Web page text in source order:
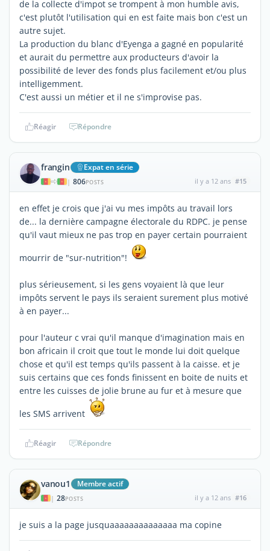
de la collecte d'impot se trompent à mon humble avis,
c'est plutôt l'utilisation qui en est faite mais bon c'est un
autre sujet.
La production du blanc d'Eyenga a gagné en popularité
et aurait du permettre aux producteurs d'avoir la
possibilité de lever des fonds plus facilement et/ou plus
intelligemment.
C'est aussi un métier et il ne s'improvise pas.
Réagir Répondre
frangin Expat en série
| 806POSTS il y a 12 ans #15
en effet je crois que j'ai vu mes impôts au travail lors
de... la dernière campagne électorale du RDPC. je pense
qu'il vaut mieux ne pas trop en payer certain pourraient
mourrir de "sur-nutrition"!
plus sérieusement, si les gens voyaient là que leur
impôts servent le pays ils seraient surement plus motivé
à en payer...
pour l'auteur c vrai qu'il manque d'imagination mais en
bon africain il croit que tout le monde lui doit quelque
chose et qu'il est temps qu'ils passent à la caisse. et je
suis certains que ces fonds finissent en boite de nuits et
entre les cuisses de jolie brune au fur et à mesure que
les SMS arrivent
Réagir Répondre
vanou1 Membre actif
| 28POSTS il y a 12 ans #16
je suis a la page jusquaaaaaaaaaaaaaa ma copine